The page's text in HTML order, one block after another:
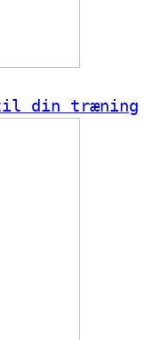
din træning